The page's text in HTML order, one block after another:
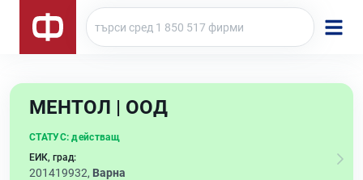
МЕНТОЛ | ООД
СТАТУС: действащ
ЕИК, град:
201419932, Варна